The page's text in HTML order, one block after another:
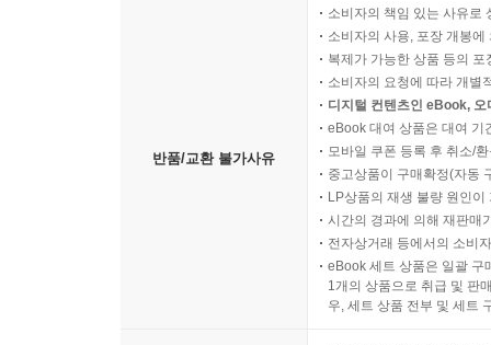
반품/교환 불가사유
소비자의 책임 있는 사유로
소비자의 사용, 포장 개봉
복제가 가능한 상품 등의
소비자의 요청에 따라 개별
디지털 컨텐츠인 eBook,
eBook 대여 상품은 대여 기
모바일 쿠폰 등록 후 취소/
중고상품이 구매확정(자동
LP상품의 재생 불량 원인
시간의 경과에 의해 재판매
전자상거래 등에서의 소비
eBook 세트 상품은 일괄 구
1개의 상품으로 취급 및 판
우, 세트 상품 전부 및 세트